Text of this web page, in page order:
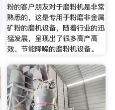
粉的客户朋友对于磨粉机是非常
熟悉的，这是专用于粉磨非金属
矿粉的磨机设备，随着行业的迅
猛发展，呈现出了很多高产高
效、节能降噪的磨粉机设备。